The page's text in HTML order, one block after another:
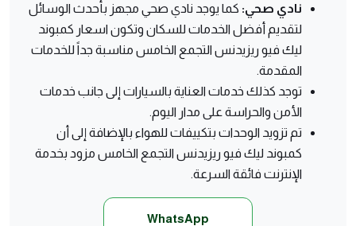
نادي صحي: كما يوجد نادي صحي مجهز بأحدث الوسائل
لتقديم أفضل الخدمات للسكان وتكون اسعار كمبوند
ليك فيو ريزيدنس التجمع الخامس مناسبة جداً للخدمات
المقدمة.
توجد كذلك خدمات العناية بالسيارات إلى جانب خدمات
الأمن والحراسة على مدار اليوم.
تم تزويد الوحدات بتكييفات للهواء بالإضافة إلى أن
كمبوند ليك فيو ريزيدنس التجمع الخامس مزود بخدمة
الإنترنت فائقة السرعة.
WhatsApp